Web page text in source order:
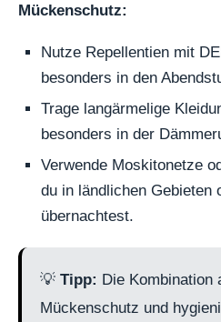
Mückenschutz:
Nutze Repellentien mit
besonders in den
Trage langärmelige
besonders in der
Verwende Moskitonetze
du in ländlichen Gebieten
übernachtest.
💡 Tipp: Die Kombination
Mückenschutz und